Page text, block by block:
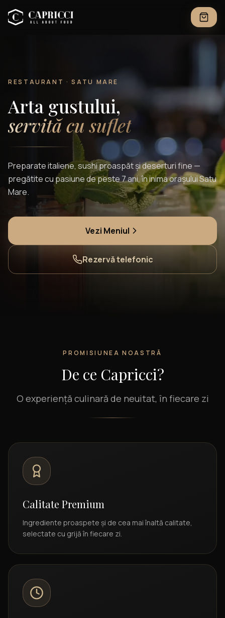
RESTAURANT · SATU MARE
Arta gustului,
servită cu suflet
Preparate italiene, sushi proaspăt și deserturi fine —
pregătite cu pasiune de peste 7 ani, în inima orașului Satu
Mare.
Vezi Meniul
Rezervă telefonic
PROMISIUNEA NOASTRĂ
De ce Capricci?
O experiență culinară de neuitat, în fiecare zi
Calitate Premium
Ingrediente proaspete și de cea mai înaltă calitate,
selectate cu grijă în fiecare zi.